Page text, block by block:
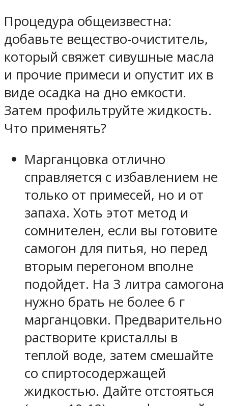
Процедура общеизвестна:
добавьте вещество-очиститель,
который свяжет сивушные масла
и прочие примеси и опустит их в
виде осадка на дно емкости.
Затем профильтруйте жидкость.
Что применять?
Марганцовка отлично
справляется с избавлением не
только от примесей, но и от
запаха. Хоть этот метод и
сомнителен, если вы готовите
самогон для питья, но перед
вторым перегоном вполне
подойдет. На 3 литра самогона
нужно брать не более 6 г
марганцовки. Предварительно
растворите кристаллы в
теплой воде, затем смешайте
со спиртосодержащей
жидкостью. Дайте отстояться